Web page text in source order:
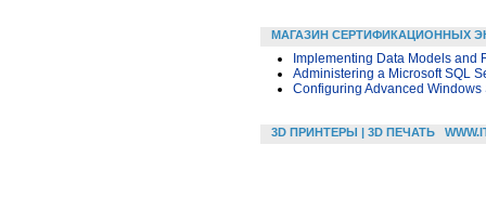
МАГАЗИН СЕРТИФИКАЦИОННЫХ
Implementing Data Models and
Administering a Microsoft SQL
Configuring Advanced
3D ПРИНТЕРЫ | 3D ПЕЧАТЬ